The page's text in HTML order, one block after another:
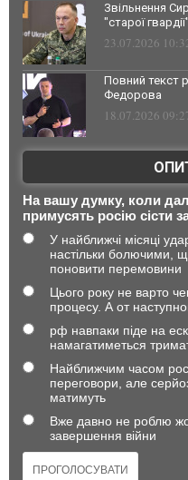
Звільнення
"старої
23.07.2026
Повний текст
Федорова
18.07.2026
На вашу думку, коли
примусять росію сісти
У найближчі місяці
настільки болючими,
поновити перемовини
Цього року не варто
процесу. А от
рф навпаки піде на
намагатиметься
Найближчим часом
переговори, але
матимуть
Вже давно не роблю
завершення війни